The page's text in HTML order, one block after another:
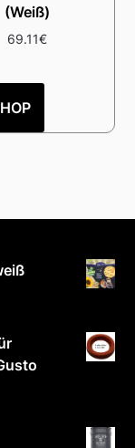
(Weiß)
69.11€